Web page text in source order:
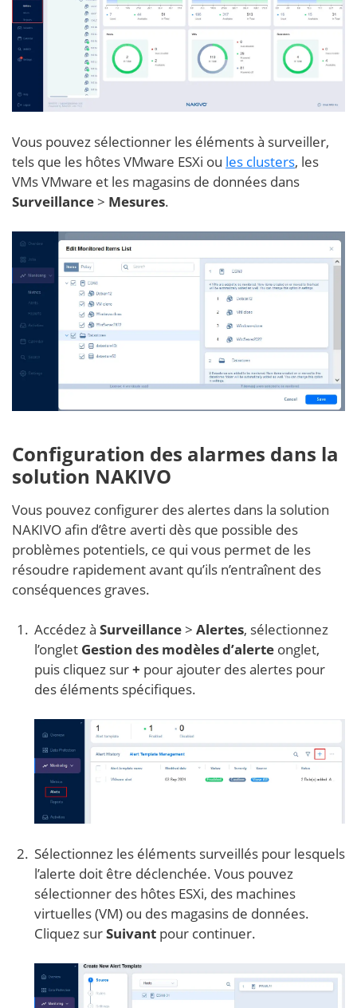
Vous pouvez sélectionner les éléments à surveiller,
tels que les hôtes VMware ESXi ou les clusters, les
VMs VMware et les magasins de données dans
Surveillance> Mesures.
Configuration des alarmes dans la
solution NAKIVO
Vous pouvez configurer des alertes dans la solution
NAKIVO afin d’être averti dès que possible des
problèmes potentiels, ce qui vous permet de les
résoudre rapidement avant qu’ils n’entraînent des
conséquences graves.
Accédez à Surveillance> Alertes, sélectionnez
l’onglet Gestion des modèles d’alerte onglet,
puis cliquez sur+ pour ajouter des alertes pour
des éléments spécifiques.
Sélectionnez les éléments surveillés pour lesquels
l’alerte doit être déclenchée. Vous pouvez
sélectionner des hôtes ESXi, des machines
virtuelles (VM) ou des magasins de données.
Cliquez surSuivant pour continuer.